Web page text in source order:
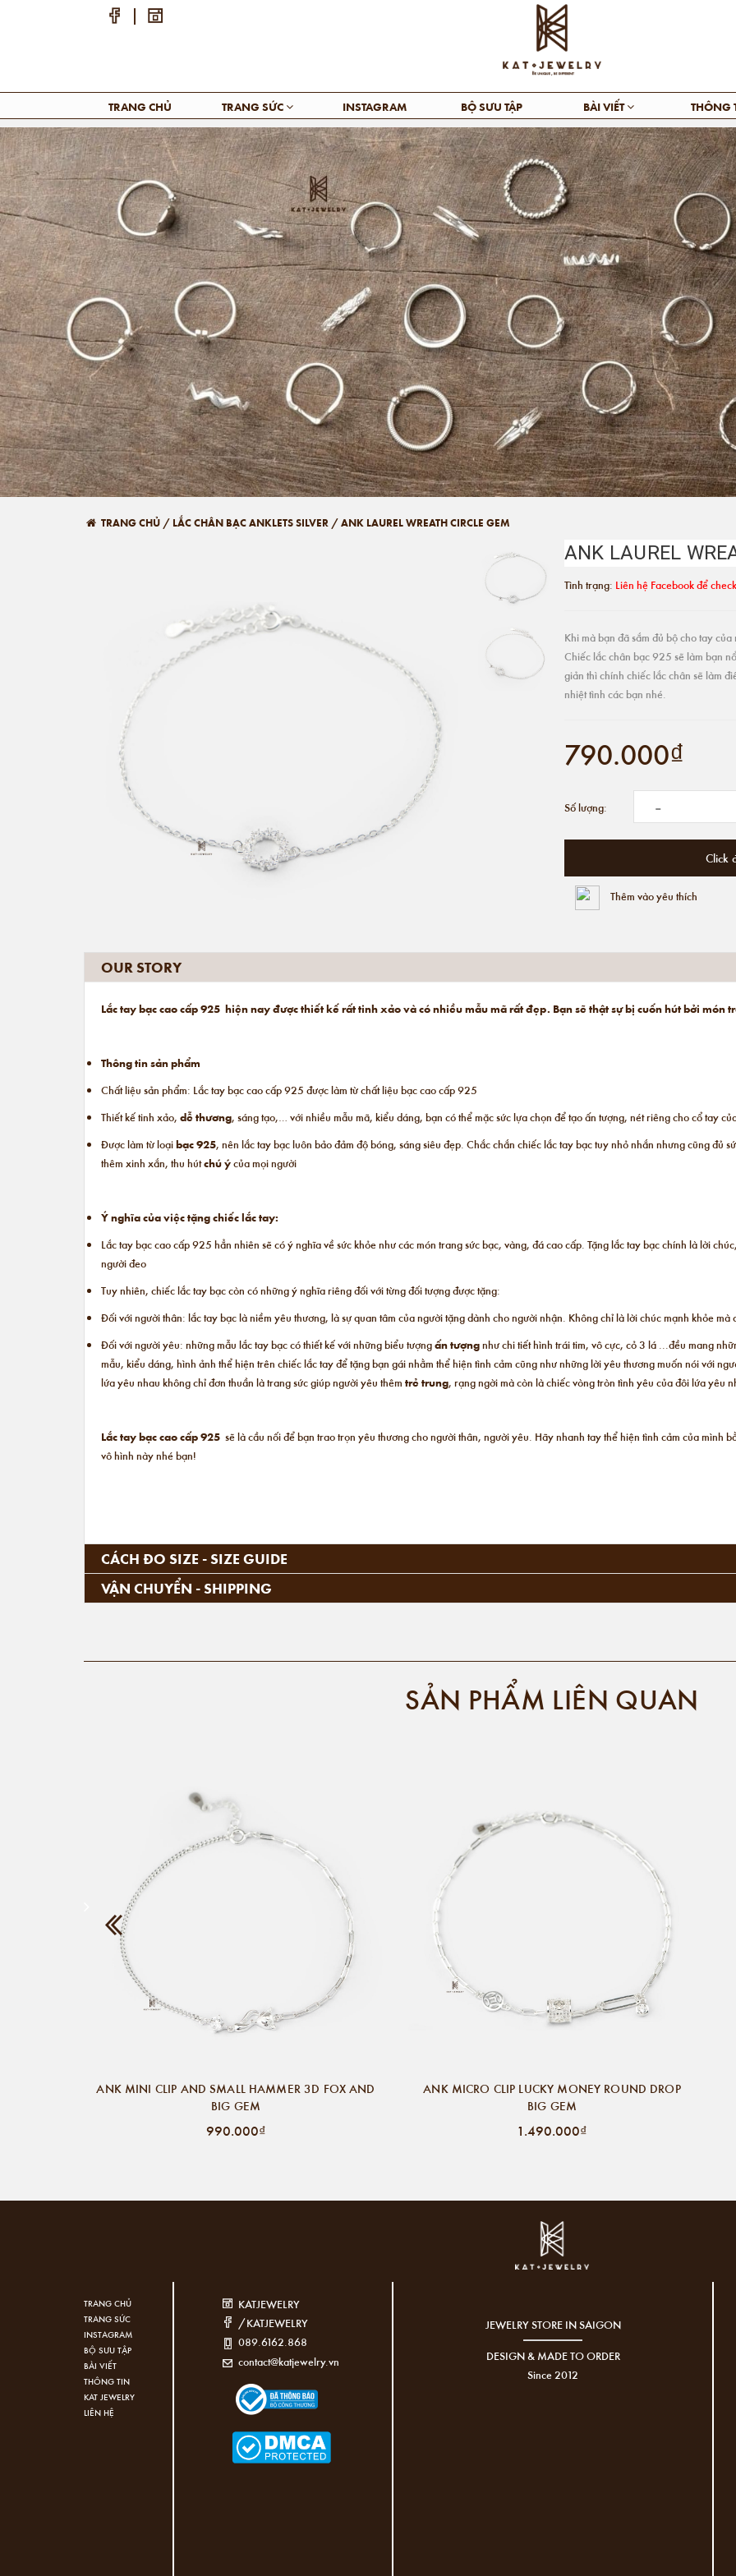
TRANG CHỦ TRANG SỨC INSTAGRAM BỘ SƯU TẬP BÀI VIẾT THÔNG
TRANG CHỦ / LẮC CHÂN BẠC ANKLETS SILVER /ANK LAUREL WREATH CIRCLE GEM
ANK LAUREL
Tình trạng: Liên hệ Facebook để
Khi mà bạn đã sắm đủ bộ cho tay
Chiếc lắc chân bạc 925 sẽ làm bạn
giản thì chính chiếc lắc chân sẽ làm
nhiệt tình các bạn nhé.
790.000₫
Số lượng: -
Click
Thêm vào yêu thích
OUR STORY
Lắc tay bạc cao cấp 925 hiện nay được thiết kế rất tinh xảo và có nhiều mẫu mã rất đẹp. Bạn sẽ thật sự bị cuốn hút bởi món
Thông tin sản phẩm
Chất liệu sản phẩm: Lắc tay bạc cao cấp 925 được làm từ chất liệu bạc cao cấp 925
Thiết kế tinh xảo,dễ thương, sáng tạo,… với nhiều mẫu mã, kiểu dáng, bạn có thể mặc sức lựa chọn để tạo ấn tượng, nét riêng cho cổ tay
Được làm từ loạibạc 925, nên lắc tay bạc luôn bảo đảm độ bóng, sáng siêu đẹp. Chắc chắn chiếc lắc tay bạc tuy nhỏ nhắn nhưng cũng đủ
thêm xinh xắn, thu hútchú ýcủa mọi người
Ý nghĩa của việc tặng chiếc lắc tay:
Lắc tay bạc cao cấp 925 hẳn nhiên sẽ có ý nghĩa về sức khỏe như các món trang sức bạc, vàng, đá cao cấp. Tặng lắc tay bạc chính là lời
người đeo
Tuy nhiên, chiếc lắc tay bạc còn có những ý nghĩa riêng đối với từng đối tượng được tặng:
Đối với người thân: lắc tay bạc là niềm yêu thương, là sự quan tâm của người tặng dành cho người nhận. Không chỉ là lời chúc mạnh khỏe
Đối với người yêu: những mẫu lắc tay bạc có thiết kế với những biểu tượngấn tượngnhư chi tiết hình trái tim, vô cực, cỏ 3 lá ...đều mang
mẫu, kiểu dáng, hình ảnh thể hiện trên chiếc lắc tay để tặng bạn gái nhằm thể hiện tình cảm cũng như những lời yêu thương muốn nói với
lứa yêu nhau không chỉ đơn thuần là trang sức giúp người yêu thêmtrẻ trung, rạng ngời mà còn là chiếc vòng tròn tình yêu của đôi lứa yêu
Lắc tay bạc cao cấp 925 sẽ là cầu nối để bạn trao trọn yêu thương cho người thân, người yêu. Hãy nhanh tay thể hiện tình cảm của mình
vô hình này nhé bạn!
CÁCH ĐO SIZE - SIZE GUIDE
VẬN CHUYỂN - SHIPPING
SẢN PHẨM LIÊN QUAN
ANK MINI CLIP AND SMALL HAMMER 3D FOX AND
BIG GEM
990.000₫
ANK MICRO CLIP LUCKY MONEY ROUND DROP
BIG GEM
1.490.000₫
TRANG CHỦ
TRANG SỨC
INSTAGRAM
BỘ SƯU TẬP
BÀI VIẾT
THÔNG TIN
KAT JEWELRY
LIÊN HỆ
KATJEWELRY
/KATJEWELRY
089.6162.868
contact@katjewelry.vn
JEWELRY STORE IN SAIGON
DESIGN & MADE TO ORDER
Since 2012